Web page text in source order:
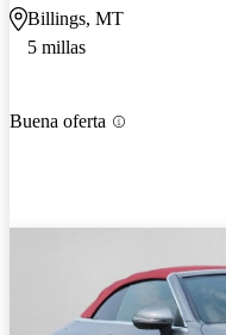
Billings, MT
5 millas
Buena oferta